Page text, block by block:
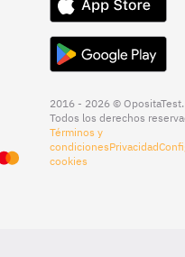
2016 - 2026 © OpositaTest.
Todos los derechos
Términos y
condicionesPrivacidad
cookies